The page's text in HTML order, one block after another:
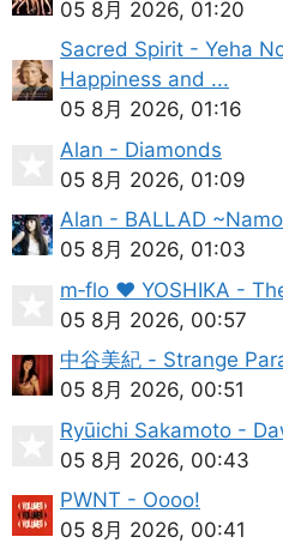
05 8月 2026, 01:20
Sacred Spirit - Yeha
Happiness and ...
05 8月 2026, 01:16
Alan - Diamonds
05 8月 2026, 01:09
Alan - BALLAD
05 8月 2026, 01:03
m‐flo ♥ YOSHIKA -
05 8月 2026, 00:57
中谷美紀 - Strange
05 8月 2026, 00:51
Ryūichi Sakamoto -
05 8月 2026, 00:43
PWNT - Oooo!
05 8月 2026, 00:41